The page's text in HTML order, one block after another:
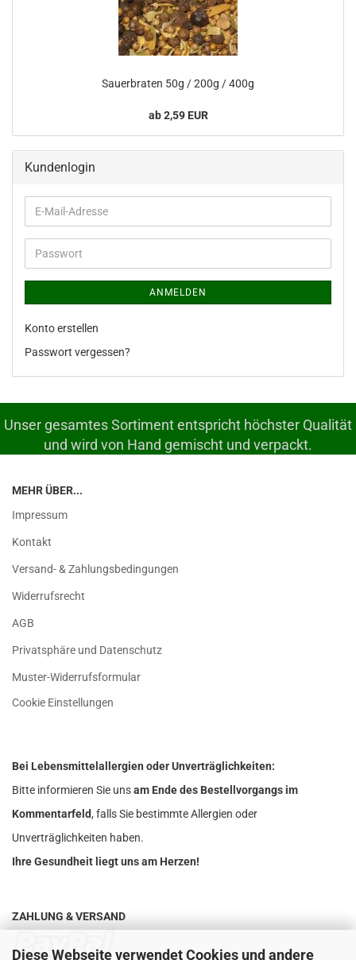
Diese Webseite verwendet Cookies und andere
Sauerbraten 50g / 200g / 400g
ab 2,59 EUR
Kundenlogin
E-
Mail-
Adresse
Passwort
ANMELDEN
Konto erstellen
Passwort vergessen?
Unser gesamtes Sortiment entspricht höchster Qualität
und wird von Hand gemischt und verpackt.
MEHR ÜBER...
Impressum
Kontakt
Versand- & Zahlungsbedingungen
Widerrufsrecht
AGB
Privatsphäre und Datenschutz
Muster-Widerrufsformular
Cookie Einstellungen
Bei Lebensmittelallergien oder Unverträglichkeiten:
Bitte informieren Sie unsam Ende des Bestellvorgangs im
Kommentarfeld, falls Sie bestimmte Allergien oder
Unverträglichkeiten haben.
Ihre Gesundheit liegt uns am Herzen!
ZAHLUNG & VERSAND